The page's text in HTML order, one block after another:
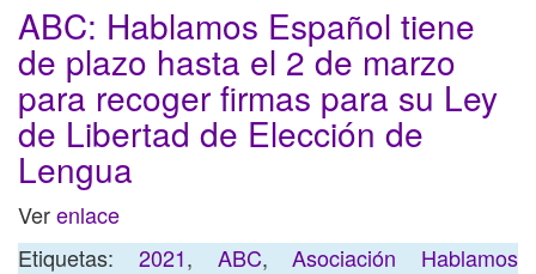
ABC: Hablamos Español tiene
de plazo hasta el 2 de marzo
para recoger firmas para su Ley
de Libertad de Elección de
Lengua
Verenlace
Etiquetas: 2021, ABC,Asociación Hablamos